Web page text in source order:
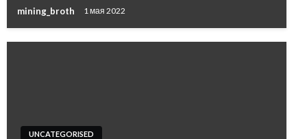
mining_broth 1 мая 2022
UNCATEGORISED